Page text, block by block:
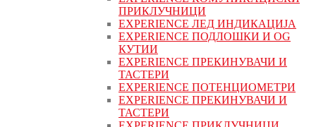
ПРИКЛУЧНИЦИ
EXPERIENCE ЛЕД ИНДИКАЦИЈА
EXPERIENCE ПОДЛОШКИ И OG
КУТИИ
EXPERIENCE ПРЕКИНУВАЧИ И
ТАСТЕРИ
EXPERIENCE ПОТЕНЦИОМЕТРИ
EXPERIENCE ПРЕКИНУВАЧИ И
ТАСТЕРИ